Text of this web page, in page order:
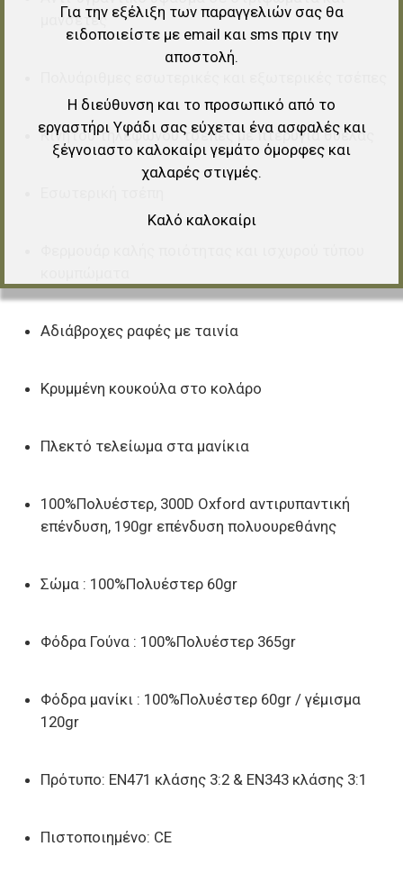
μανσέτες
Κινητού τηλεφώνου τσέπες με πτερύγια θύελας
Αδιάβροχες ραφές με ταινία
Κρυμμένη κουκούλα στο κολάρο
Πλεκτό τελείωμα στα μανίκια
100%Πολυέστερ, 300D Oxford αντιρυπαντική
επένδυση, 190gr επένδυση πολυουρεθάνης
Σώμα : 100%Πολυέστερ 60gr
Φόδρα Γούνα : 100%Πολυέστερ 365gr
Φόδρα μανίκι : 100%Πολυέστερ 60gr / γέμισμα
120gr
Πρότυπο: EN471 κλάσης 3:2 & EN343 κλάσης 3:1
Πιστοποιημένο: CE
Για την εξέλιξη των παραγγελιών σας θα
ειδοποιείστε με email και sms πριν την
αποστολή.
Η διεύθυνση και το προσωπικό από το
εργαστήρι Υφάδι σας εύχεται ένα ασφαλές και
ξέγνοιαστο καλοκαίρι γεμάτο όμορφες και
χαλαρές στιγμές.
Καλό καλοκαίρι